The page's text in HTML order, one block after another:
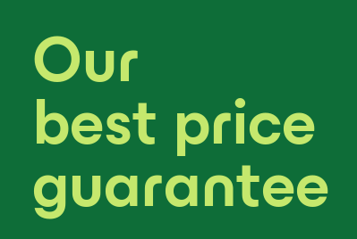
Our
best price
guarantee